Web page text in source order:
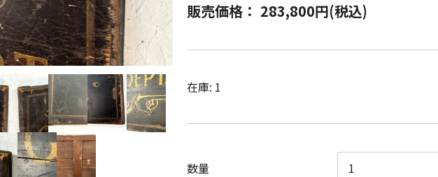
販売価格： 283,800円(税込)
在庫: 1
数量